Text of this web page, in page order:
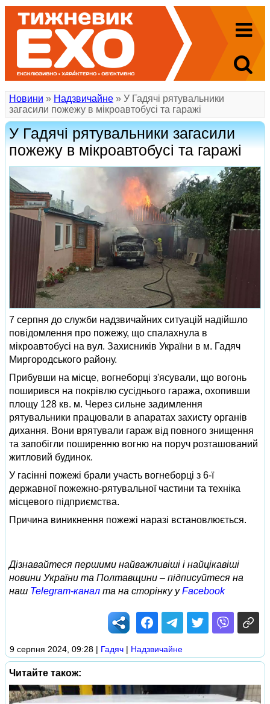
Новини » Надзвичайне » У Гадячі рятувальники
загасили пожежу в мікроавтобусі та гаражі
У Гадячі рятувальники загасили
пожежу в мікроавтобусі та гаражі
7 серпня до служби надзвичайних ситуацій надійшло
повідомлення про пожежу, що спалахнула в
мікроавтобусі на вул. Захисників України в м. Гадяч
Миргородського району.
Прибувши на місце, вогнеборці з'ясували, що вогонь
поширився на покрівлю сусіднього гаража, охопивши
площу 128 кв. м. Через сильне задимлення
рятувальники працювали в апаратах захисту органів
дихання. Вони врятували гараж від повного знищення
та запобігли поширенню вогню на поруч розташований
житловий будинок.
У гасінні пожежі брали участь вогнеборці з 6-ї
державної пожежно-рятувальної частини та техніка
місцевого підприємства.
Причина виникнення пожежі наразі встановлюється.
Дізнавайтеся першими найважливіші і найцікавіші
новини України та Полтавщини – підписуйтеся на
наш Telegram-канал та на сторінку уFacebook
9 серпня 2024, 09:28 | Гадяч | Надзвичайне
Читайте також: